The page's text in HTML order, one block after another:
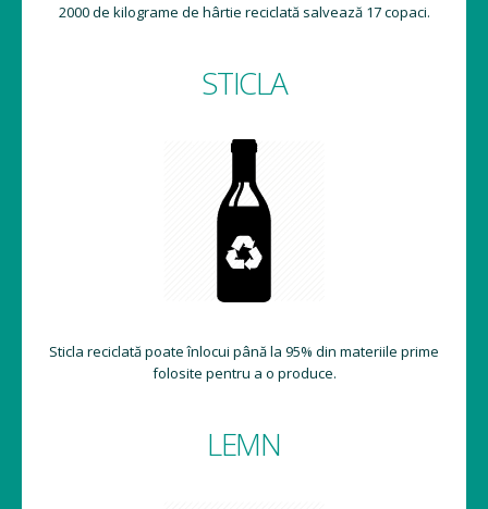
2000 de kilograme de hârtie reciclată salvează 17 copaci.
STICLA
Sticla reciclată poate înlocui până la 95% din materiile prime
folosite pentru a o produce.
LEMN